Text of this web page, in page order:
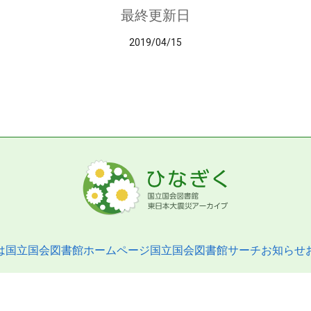
最終更新日
2019/04/15
国立国会図書館ホームページ国立国会図書館サーチお知らせ